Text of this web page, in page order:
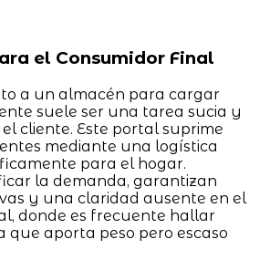
el Consumidor Final
a un almacén para cargar
suele ser una tarea sucia y
cliente. Este portal suprime
mediante una logística
para el hogar.
la demanda, garantizan
y una claridad ausente en el
donde es frecuente hallar
que aporta peso pero escaso